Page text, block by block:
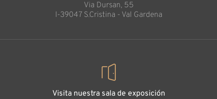
Via Dursan, 55
l-39047 S.Cristina - Val Gardena
Visita nuestra sala de exposición